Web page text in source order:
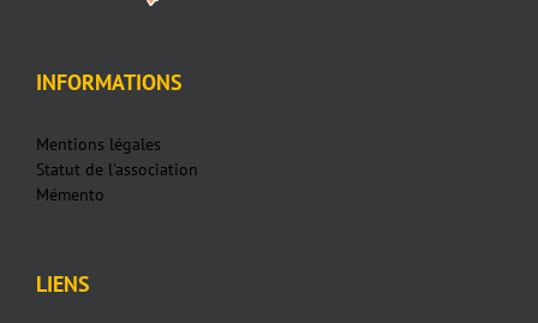
INFORMATIONS
Mentions légales
Statut de l'association
Mémento
LIENS